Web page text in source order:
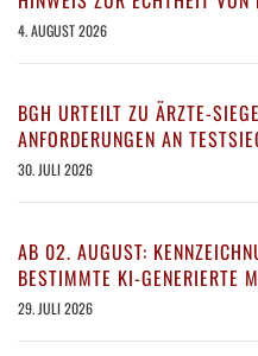
4. AUGUST 2026
BGH URTEILT ZU ÄRZTE-
ANFORDERUNGEN AN
30. JULI 2026
AB 02. AUGUST:
BESTIMMTE KI-GENERIERTE
29. JULI 2026